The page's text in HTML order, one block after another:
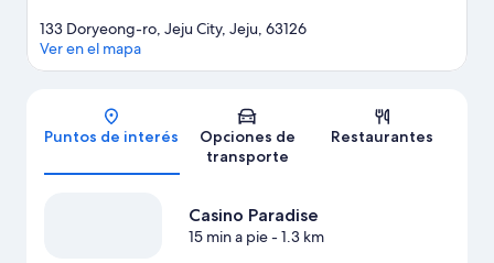
Mapa
133 Doryeong-ro, Jeju City, Jeju, 63126
Ver en el mapa
Puntos de interés
Opciones de
transporte
Restaurantes
Casino Paradise
15 min a pie- 1.3 km